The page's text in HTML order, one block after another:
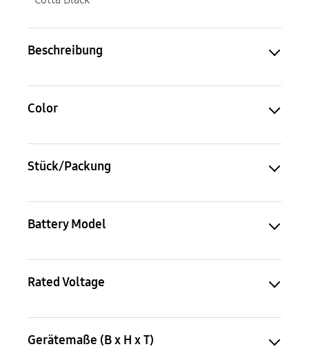
Beschreibung
Color
Stück/Packung
Battery Model
Rated Voltage
Gerätemaße (B x H x T)